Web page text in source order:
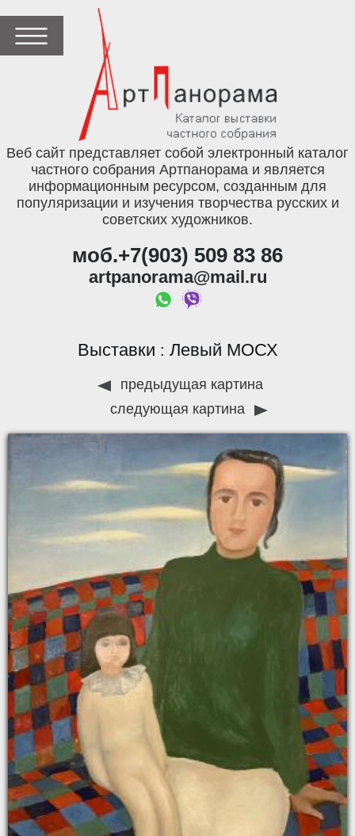
Веб сайт представляет собой электронный каталог
частного собрания Артпанорама и является
информационным ресурсом, созданным для
популяризации и изучения творчества русских и
советских художников.
моб.+7(903) 509 83 86
artpanorama@mail.ru
Выставки : Левый МОСХ
предыдущая картина
следующая картина